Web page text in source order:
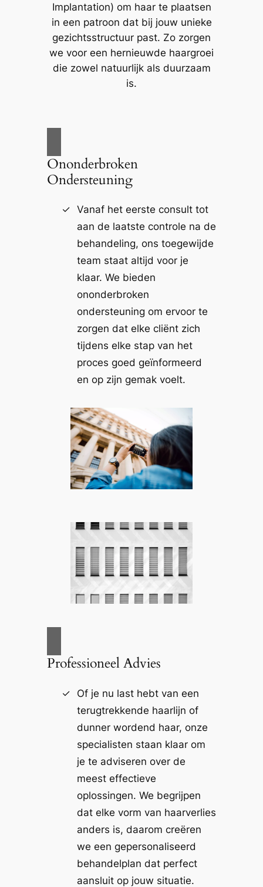
Implantation) om haar te plaatsen
in een patroon dat bij jouw unieke
gezichtsstructuur past. Zo zorgen
we voor een hernieuwde haargroei
die zowel natuurlijk als duurzaam
is.
Ononderbroken
Ondersteuning
Vanaf het eerste consult tot
aan de laatste controle na de
behandeling, ons toegewijde
team staat altijd voor je
klaar. We bieden
ononderbroken
ondersteuning om ervoor te
zorgen dat elke cliënt zich
tijdens elke stap van het
proces goed geïnformeerd
en op zijn gemak voelt.
Professioneel Advies
Of je nu last hebt van een
terugtrekkende haarlijn of
dunner wordend haar, onze
specialisten staan klaar om
je te adviseren over de
meest effectieve
oplossingen. We begrijpen
dat elke vorm van haarverlies
anders is, daarom creëren
we een gepersonaliseerd
behandelplan dat perfect
aansluit op jouw situatie.